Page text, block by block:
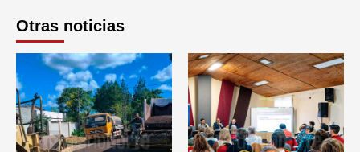
Otras noticias